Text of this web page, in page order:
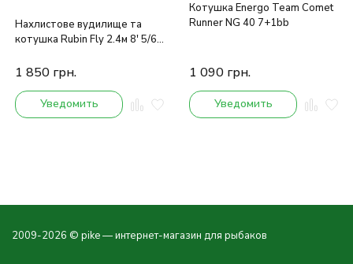
Нахлистове вудилище та
котушка Rubin Fly 2.4м 8' 5/6
1 850 грн.
Уведомить
Котушка Energo Team Comet
Runner NG 40 7+1bb
1 090 грн.
Уведомить
2009-2026 © pike — интернет-магазин для рыбаков